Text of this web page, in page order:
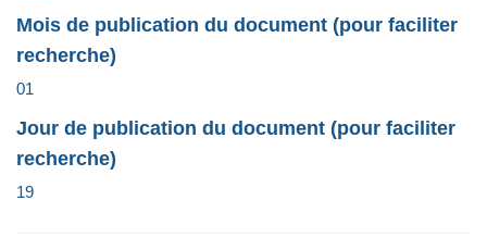
Mois de publication du document (pour faciliter
recherche)
01
Jour de publication du document (pour faciliter
recherche)
19